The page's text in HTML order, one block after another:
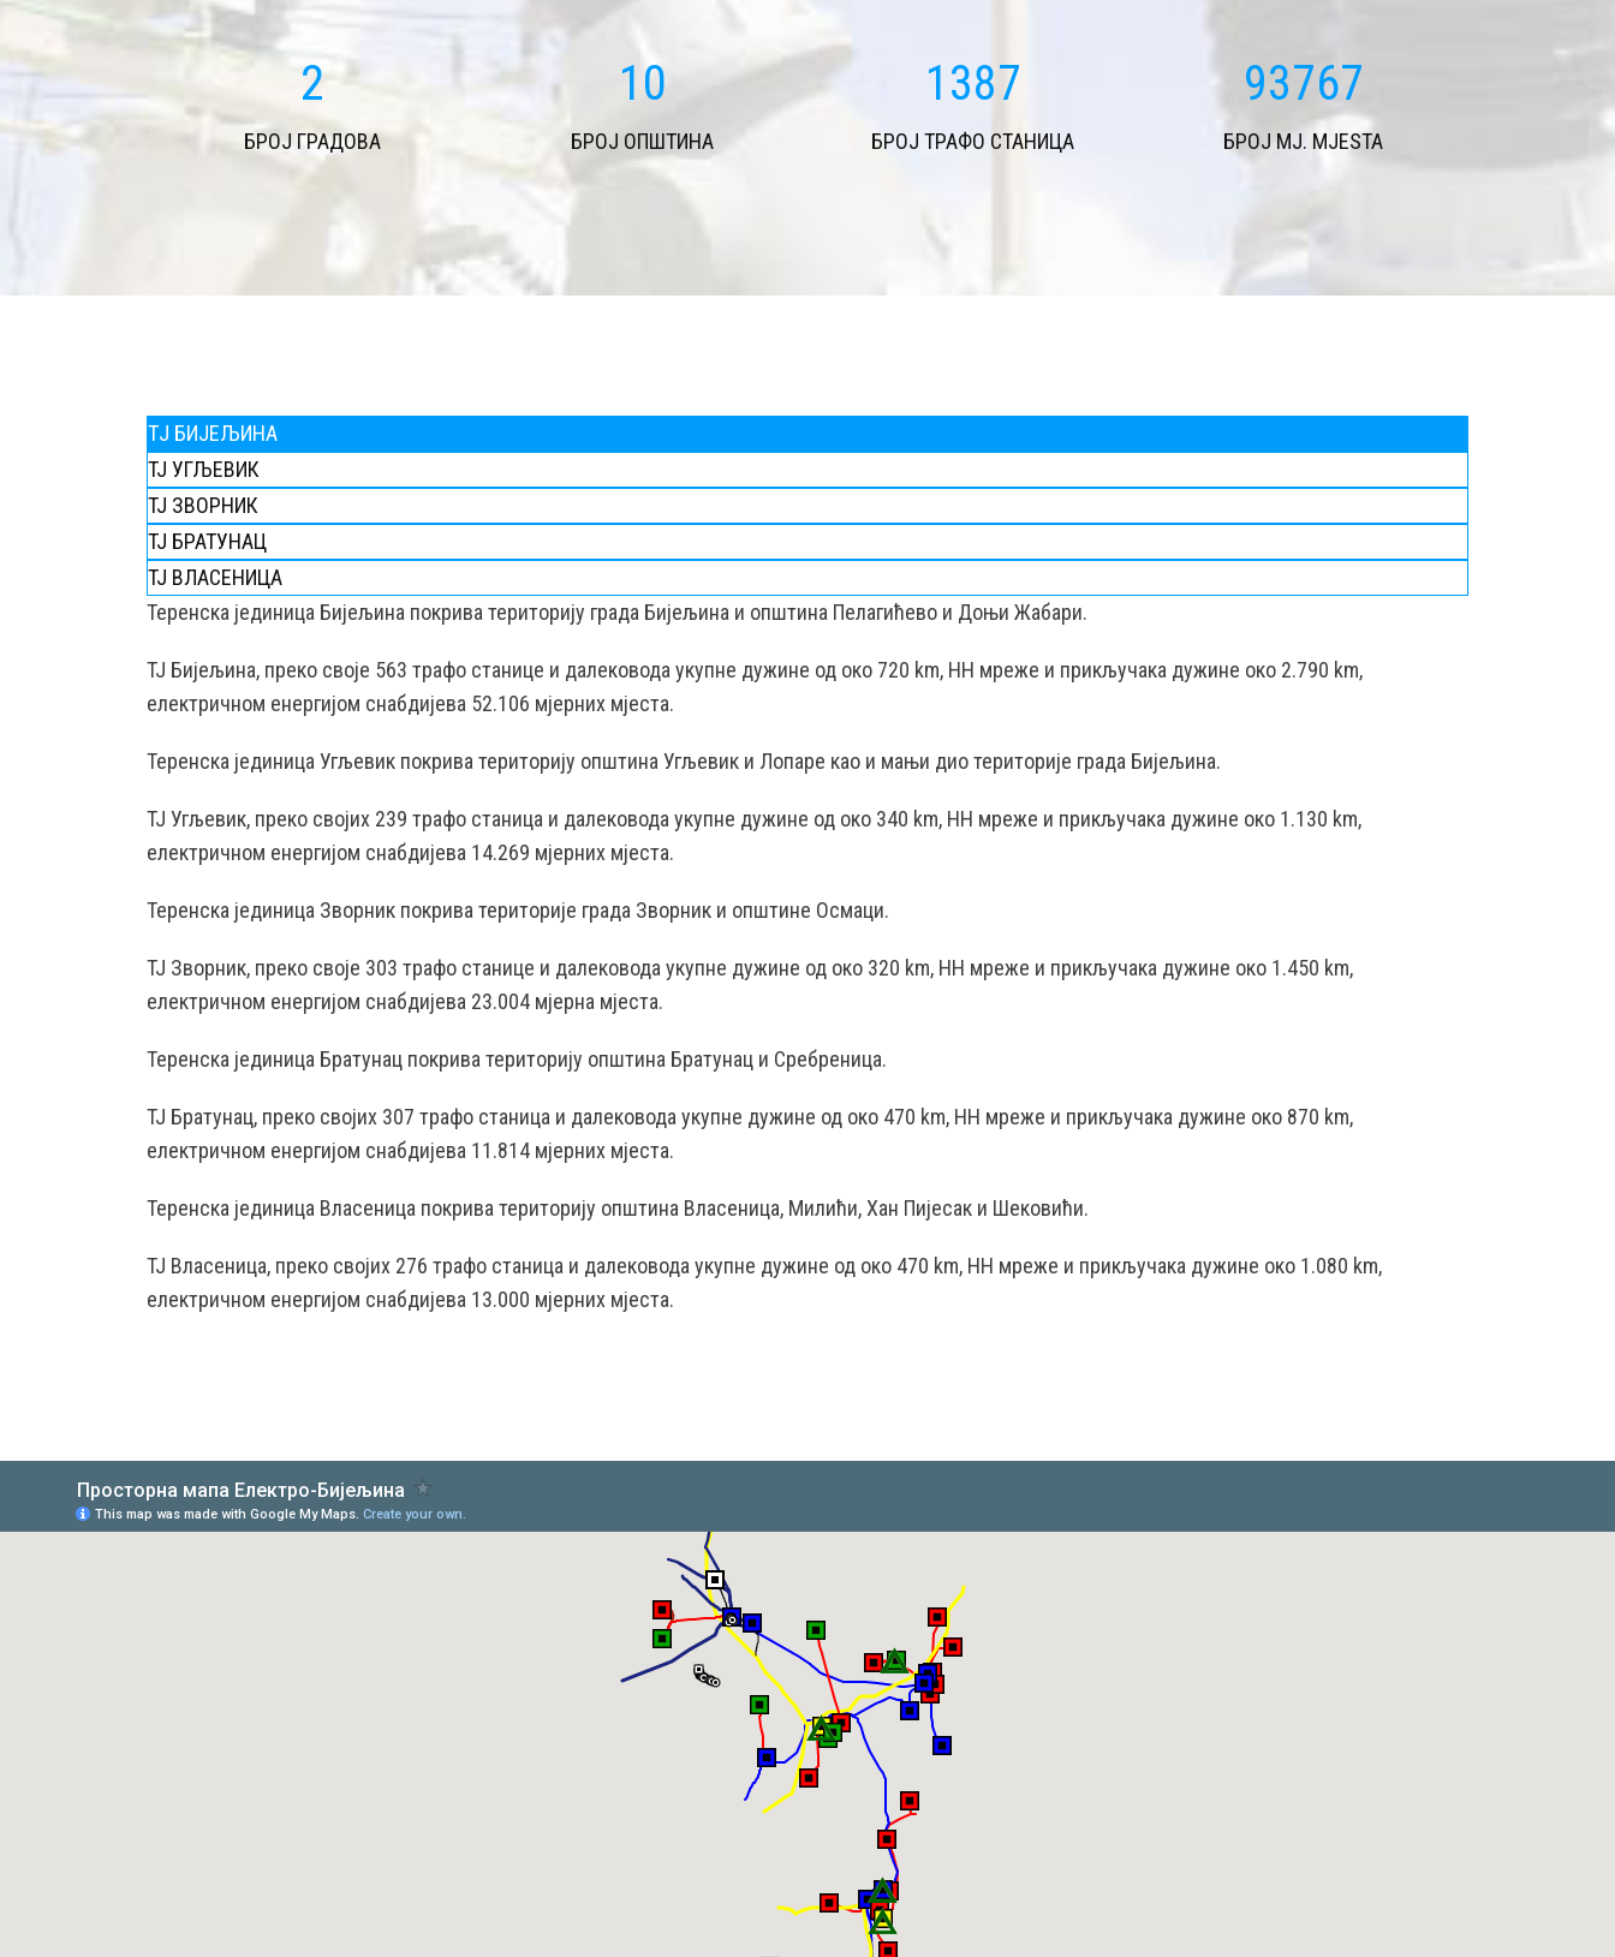
2
БРОЈ ГРАДОВА
11
БРОЈ ОПШТИНА
1683
БРОЈ ТРАФО СТАНИЦА
113808
БРОЈ MJ. MJESTA
TЈ БИЈЕЉИНА
ТЈ УГЉЕВИК
ТЈ ЗВОРНИК
ТЈ БРАТУНАЦ
ТЈ ВЛАСЕНИЦА
Teренска јединица Бијељина покрива територију града Бијељина и општина Пелагићево и Доњи Жабари.
ТЈ Бијељина, преко својe 563 трафо станице и далековода укупне дужине од око 720 km, НН мреже и прикључака дужине око 2.790 km,
електричном енергијом снабдијева 52.106 мјерних мјеста.
Теренска јединица Угљевик покрива територију општина Угљевик и Лопаре као и мањи дио територије градa Бијељина.
ТЈ Угљевик, преко својих 239 трафо станица и далековода укупне дужине од око 340 km, НН мреже и прикључака дужине око 1.130 km,
електричном енергијом снабдијева 14.269 мјерних мјеста.
Теренска јединица Зворник покрива територије града Зворник и општине Осмаци.
ТЈ Зворник, преко своје 303 трафо станице и далековода укупне дужине од око 320 km, НН мреже и прикључака дужине око 1.450 km,
електричном енергијом снабдијева 23.004 мјерна мјеста.
Теренска јединица Братунац покрива територију општина Братунац и Сребреница.
ТЈ Братунац, преко својих 307 трафо станица и далековода укупне дужине од око 470 km, НН мреже и прикључака дужине око 870 km,
електричном енергијом снабдијева 11.814 мјерних мјеста.
Теренска јединица Власеница покрива територију општина Власеница, Милићи, Хан Пијесак и Шековићи.
ТЈ Власеница, преко својих 276 трафо станица и далековода укупне дужине од око 470 km, НН мреже и прикључака дужине око 1.080 km,
електричном енергијом снабдијева 13.000 мјерних мјеста.